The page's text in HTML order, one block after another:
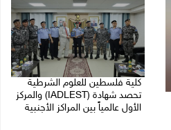
كلية فلسطين للعلوم الشرطية
تحصد شهادة (IADLEST) والمركز
الأول عالمياً بين المراكز الأجنبية